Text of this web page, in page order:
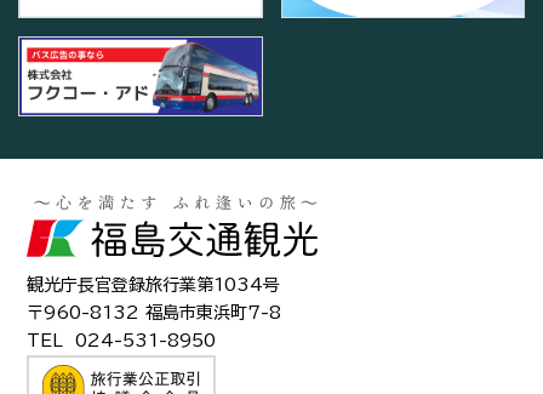
観光庁長官登録旅行業第1034号
〒960-8132 福島市東浜町7-8
TEL
024-531-8950